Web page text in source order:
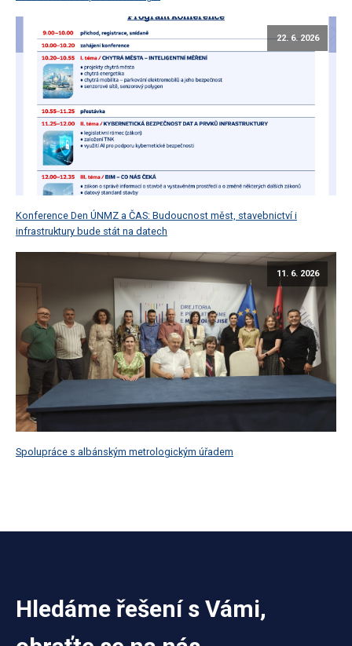
22. 6. 2026
Konference Den ÚNMZ a ČAS: Budoucnost měst, stavebnictví i
infrastruktury bude stát na datech
11. 6. 2026
Spolupráce s albánským metrologickým úřadem
Hledáme řešení s Vámi,